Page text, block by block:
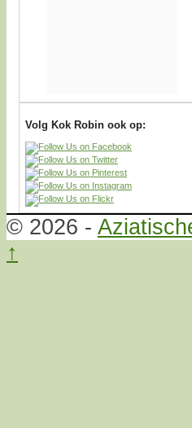
Volg Kok Robin ook op:
© 2026 -
↑